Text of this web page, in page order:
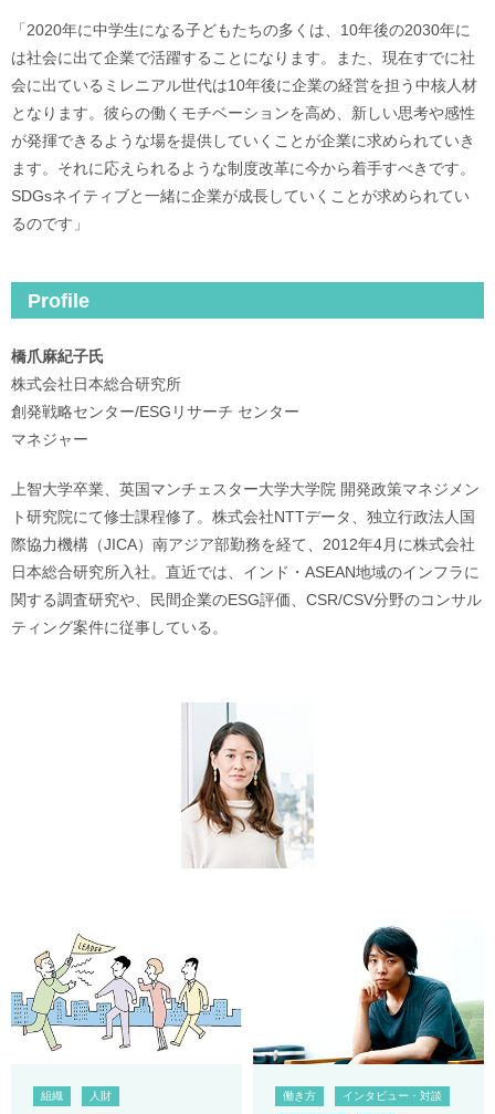
「2020年に中学生になる子どもたちの多くは、10年後の2030年に
は社会に出て企業で活躍することになります。また、現在すでに社
会に出ているミレニアル世代は10年後に企業の経営を担う中核人材
となります。彼らの働くモチベーションを高め、新しい思考や感性
が発揮できるような場を提供していくことが企業に求められていき
ます。それに応えられるような制度改革に今から着手すべきです。
SDGsネイティブと一緒に企業が成長していくことが求められてい
るのです」
Profile
橋爪麻紀子氏
株式会社日本総合研究所
創発戦略センター/ESGリサーチ センター
マネジャー
上智大学卒業、英国マンチェスター大学大学院 開発政策マネジメン
ト研究院にて修士課程修了。株式会社NTTデータ、独立行政法人国
際協力機構（JICA）南アジア部勤務を経て、2012年4月に株式会社
日本総合研究所入社。直近では、インド・ASEAN地域のインフラに
関する調査研究や、民間企業のESG評価、CSR/CSV分野のコンサル
ティング案件に従事している。
組織 人財 働き方 インタビュー・対談